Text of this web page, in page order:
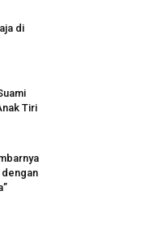
di
Tiri
dengan